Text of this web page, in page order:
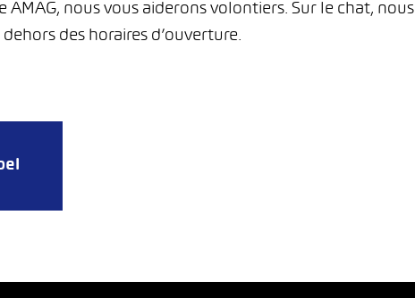
nous vous aiderons volontiers. Sur le chat, nous
des horaires d’ouverture.